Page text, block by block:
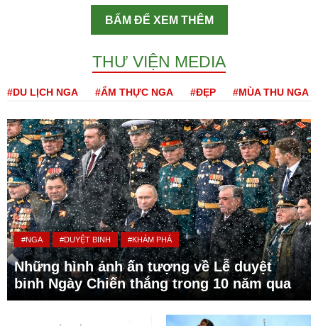
BẤM ĐỂ XEM THÊM
THƯ VIỆN MEDIA
#DU LỊCH NGA #ẨM THỰC NGA #ĐẸP #MÙA THU NGA
#NGA #DUYỆT BINH #KHÁM PHÁ
Những hình ảnh ấn tượng về Lễ duyệt
binh Ngày Chiến thắng trong 10 năm qua